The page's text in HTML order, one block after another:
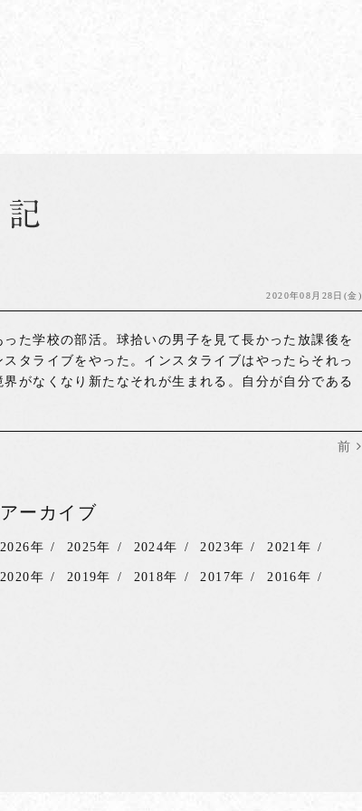
2020年08月28日(金)
た学校の部活。球拾いの男子を見て長かった放課後を
タライブをやった。インスタライブはやったらそれっ
がなくなり新たなそれが生まれる。自分が自分である
前
アーカイブ
2026年 2025年 2024年 2023年 2021年
2020年 2019年 2018年 2017年 2016年